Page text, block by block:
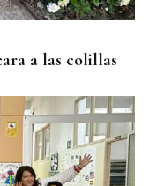
a las colillas